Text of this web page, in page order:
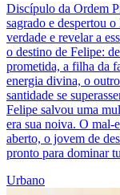
Discípulo da Ordem
sagrado e despertou
verdade e revelar a
o destino de Felipe:
prometida, a filha da
energia divina, o
santidade se
Felipe salvou uma
era sua noiva. O
aberto, o jovem de
pronto para dominar
Urbano